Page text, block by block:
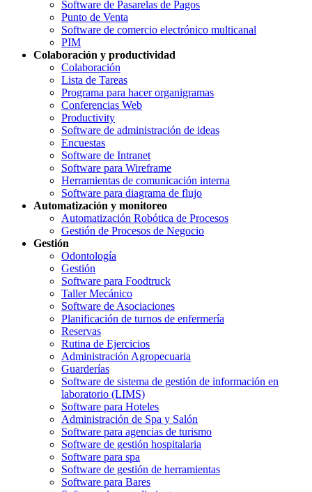
Software de Pasarelas de Pagos
Punto de Venta
Software de comercio electrónico multicanal
PIM
Colaboración y productividad
Colaboración
Lista de Tareas
Programa para hacer organigramas
Conferencias Web
Productivity
Software de administración de ideas
Encuestas
Software de Intranet
Software para Wireframe
Herramientas de comunicación interna
Software para diagrama de flujo
Automatización y monitoreo
Automatización Robótica de Procesos
Gestión de Procesos de Negocio
Gestión
Odontología
Gestión
Software para Foodtruck
Taller Mecánico
Software de Asociaciones
Planificación de turnos de enfermería
Reservas
Rutina de Ejercicios
Administración Agropecuaria
Guarderías
Software de sistema de gestión de información en
laboratorio (LIMS)
Software para Hoteles
Administración de Spa y Salón
Software para agencias de turismo
Software de gestión hospitalaria
Software para spa
Software de gestión de herramientas
Software para Bares